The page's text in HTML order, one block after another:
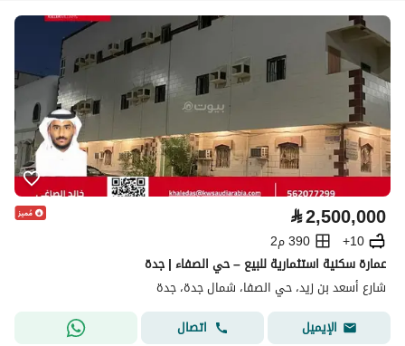
⃁2,500,000
10+
390 م2
عمارة سكنية استثمارية للبيع – حي الصفاء | جدة
شارع أسعد بن زيد، حي الصفا، شمال جدة، جدة
الإيميل
اتصال